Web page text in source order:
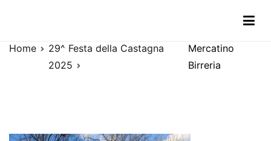
Home
29^ Festa della Castagna
2025
Mercatino
Birreria